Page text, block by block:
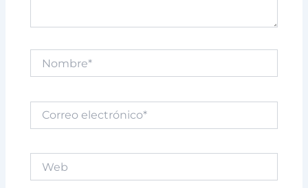
Correo
electrónico*